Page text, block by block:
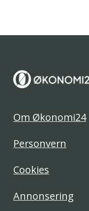
Om Økonomi24
Personvern
Cookies
Annonsering